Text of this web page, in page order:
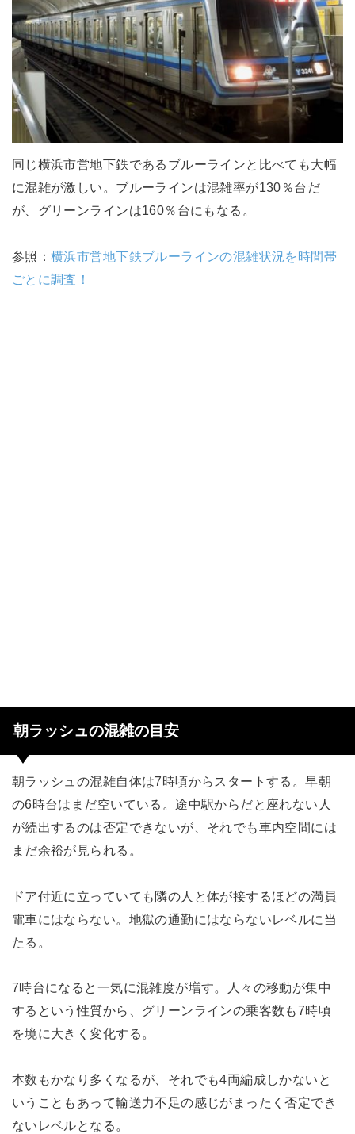
同じ横浜市営地下鉄であるブルーラインと比べても大幅
に混雑が激しい。ブルーラインは混雑率が130％台だ
が、グリーンラインは160％台にもなる。
参照：横浜市営地下鉄ブルーラインの混雑状況を時間帯
ごとに調査！
朝ラッシュの混雑の目安
朝ラッシュの混雑自体は7時頃からスタートする。早朝
の6時台はまだ空いている。途中駅からだと座れない人
が続出するのは否定できないが、それでも車内空間には
まだ余裕が見られる。
ドア付近に立っていても隣の人と体が接するほどの満員
電車にはならない。地獄の通勤にはならないレベルに当
たる。
7時台になると一気に混雑度が増す。人々の移動が集中
するという性質から、グリーンラインの乗客数も7時頃
を境に大きく変化する。
本数もかなり多くなるが、それでも4両編成しかないと
いうこともあって輸送力不足の感じがまったく否定でき
ないレベルとなる。